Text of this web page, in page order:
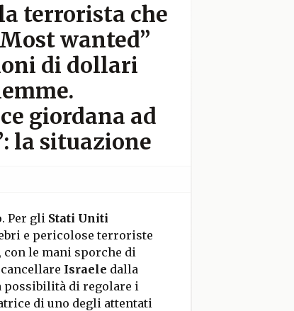
terrorista che
wanted”
di dollari
giordana ad
la situazione
Per gli Stati Uniti
e pericolose terroriste
con le mani sporche di
Israele dalla
possibilità di regolare i
di uno degli attentati